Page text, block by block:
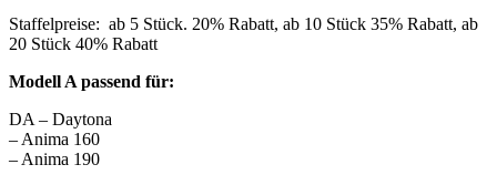
Staffelpreise: ab 5 Stück. 20% Rabatt, ab 10 Stück 35% Rabatt, ab
20 Stück 40% Rabatt
Modell A passend für:
DA – Daytona
– Anima 160
– Anima 190